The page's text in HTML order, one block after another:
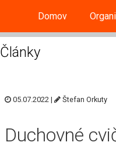
Domov
Články
05.07.2022 | Štefan Orkuty
Duchovné